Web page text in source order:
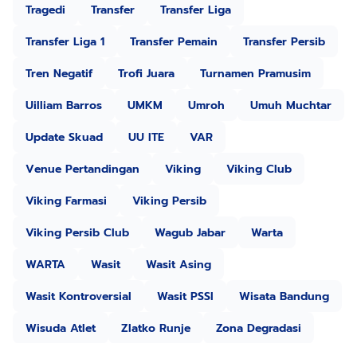
Tragedi
Transfer
Transfer Liga
Transfer Liga 1
Transfer Pemain
Transfer Persib
Tren Negatif
Trofi Juara
Turnamen Pramusim
Uilliam Barros
UMKM Umroh
Umuh Muchtar
Update Skuad
UU ITE
VAR
Venue Pertandingan
Viking
Viking Club
Viking Farmasi
Viking Persib
Viking Persib Club
Wagub Jabar
Warta
WARTA
Wasit
Wasit Asing
Wasit Kontroversial
Wasit PSSI
Wisata Bandung
Wisuda Atlet
Zlatko Runje Zona Degradasi